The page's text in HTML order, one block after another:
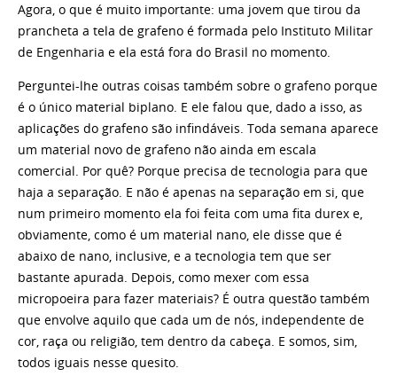
Agora, o que é muito importante: uma jovem que tirou da
prancheta a tela de grafeno é formada pelo Instituto Militar
de Engenharia e ela está fora do Brasil no momento.
Perguntei-lhe outras coisas também sobre o grafeno porque
é o único material biplano. E ele falou que, dado a isso, as
aplicações do grafeno são infindáveis. Toda semana aparece
um material novo de grafeno não ainda em escala
comercial. Por quê? Porque precisa de tecnologia para que
haja a separação. E não é apenas na separação em si, que
num primeiro momento ela foi feita com uma fita durex e,
obviamente, como é um material nano, ele disse que é
abaixo de nano, inclusive, e a tecnologia tem que ser
bastante apurada. Depois, como mexer com essa
micropoeira para fazer materiais? É outra questão também
que envolve aquilo que cada um de nós, independente de
cor, raça ou religião, tem dentro da cabeça. E somos, sim,
todos iguais nesse quesito.